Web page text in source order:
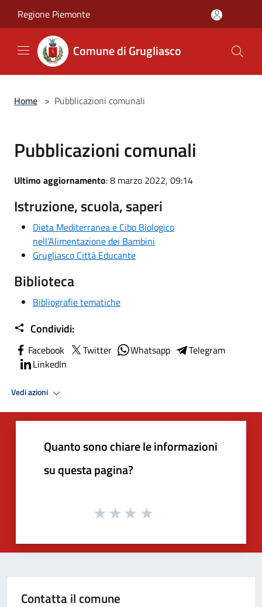
Regione Piemonte
Comune di Grugliasco
Home > Pubblicazioni comunali
Pubblicazioni comunali
Ultimo aggiornamento: 8 marzo 2022, 09:14
Istruzione, scuola, saperi
Dieta Mediterranea e Cibo Biologico
nell’Alimentazione dei Bambini
Grugliasco Città Educante
Biblioteca
Bibliografie tematiche
Condividi:
Facebook Twitter Whatsapp
Telegram
LinkedIn
Vedi azioni
Quanto sono chiare le informazioni
su questa pagina?
Contatta il comune